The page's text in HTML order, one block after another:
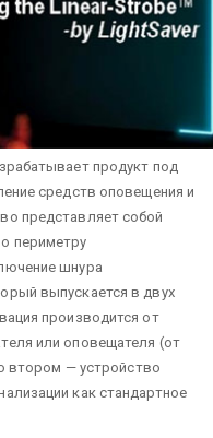
продукт под
средств оповещения и
представляет собой
периметру
шнура
выпускается в двух
производится от
или оповещателя (от
втором — устройство
как стандартное